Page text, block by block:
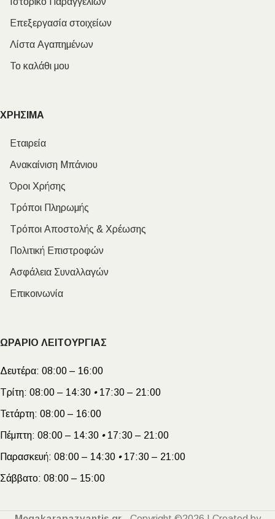
Επεξεργασία στοιχείων
Λίστα Αγαπημένων
Το καλάθι μου
ΧΡΗΣΙΜΑ
Εταιρεία
Ανακαίνιση Μπάνιου
Όροι Χρήσης
Τρόποι Πληρωμής
Τρόποι Αποστολής & Χρέωσης
Πολιτική Επιστροφών
Ασφάλεια Συναλλαγών
Επικοινωνία
ΩΡΑΡΙΟ ΛΕΙΤΟΥΡΓΙΑΣ
Δευτέρα: 08:00 – 16:00
Τρίτη: 08:00 – 14:30 •17:30 – 21:00
Τετάρτη: 08:00 – 16:00
Πέμπτη: 08:00 – 14:30 •17:30 – 21:00
Παρασκευή: 08:00 – 14:30 •17:30 – 21:00
Σάββατο: 08:00 – 15:00